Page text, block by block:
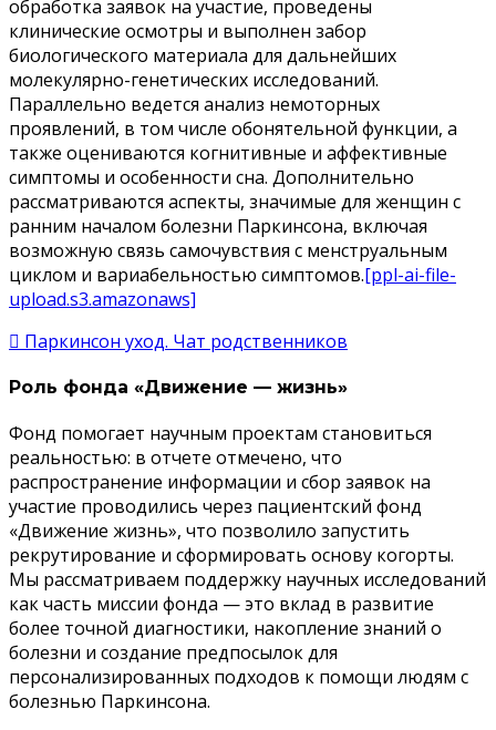
обработка заявок на участие, проведены
клинические осмотры и выполнен забор
биологического материала для дальнейших
молекулярно-генетических исследований.
Параллельно ведется анализ немоторных
проявлений, в том числе обонятельной функции, а
также оцениваются когнитивные и аффективные
симптомы и особенности сна. Дополнительно
рассматриваются аспекты, значимые для женщин с
ранним началом болезни Паркинсона, включая
возможную связь самочувствия с менструальным
циклом и вариабельностью симптомов.[ppl-ai-file-
upload.s3.amazonaws]
Паркинсон уход. Чат родственников
Роль фонда «Движение — жизнь»
Фонд помогает научным проектам становиться
реальностью: в отчете отмечено, что
распространение информации и сбор заявок на
участие проводились через пациентский фонд
«Движение жизнь», что позволило запустить
рекрутирование и сформировать основу когорты.
Мы рассматриваем поддержку научных исследований
как часть миссии фонда — это вклад в развитие
более точной диагностики, накопление знаний о
болезни и создание предпосылок для
персонализированных подходов к помощи людям с
болезнью Паркинсона.